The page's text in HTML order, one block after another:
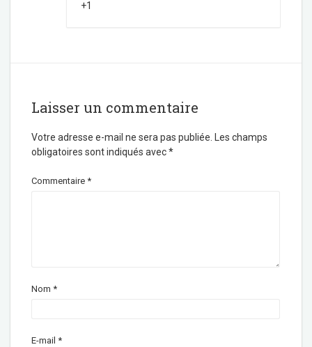
+1
Laisser un commentaire
Votre adresse e-mail ne sera pas publiée. Les champs
obligatoires sont indiqués avec*
Commentaire *
Nom *
E-mail *